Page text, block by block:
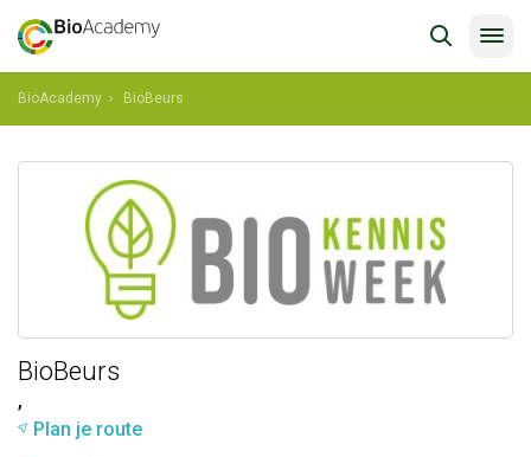
BioAcademy BioBeurs
BioBeurs
,
Plan je route